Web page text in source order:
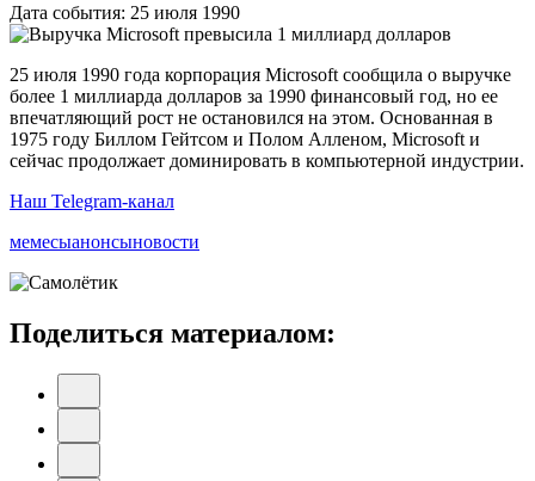
Дата события: 25 июля 1990
25 июля 1990 года корпорация Microsoft сообщила о выручке
более 1 миллиарда долларов за 1990 финансовый год, но ее
впечатляющий рост не остановился на этом. Основанная в
1975 году Биллом Гейтсом и Полом Алленом, Microsoft и
сейчас продолжает доминировать в компьютерной индустрии.
Наш Telegram-канал
мемесыанонсыновости
Поделиться материалом: